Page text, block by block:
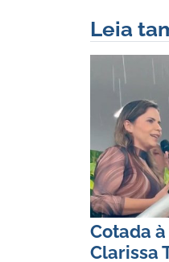
Leia
Cotada
Clarissa